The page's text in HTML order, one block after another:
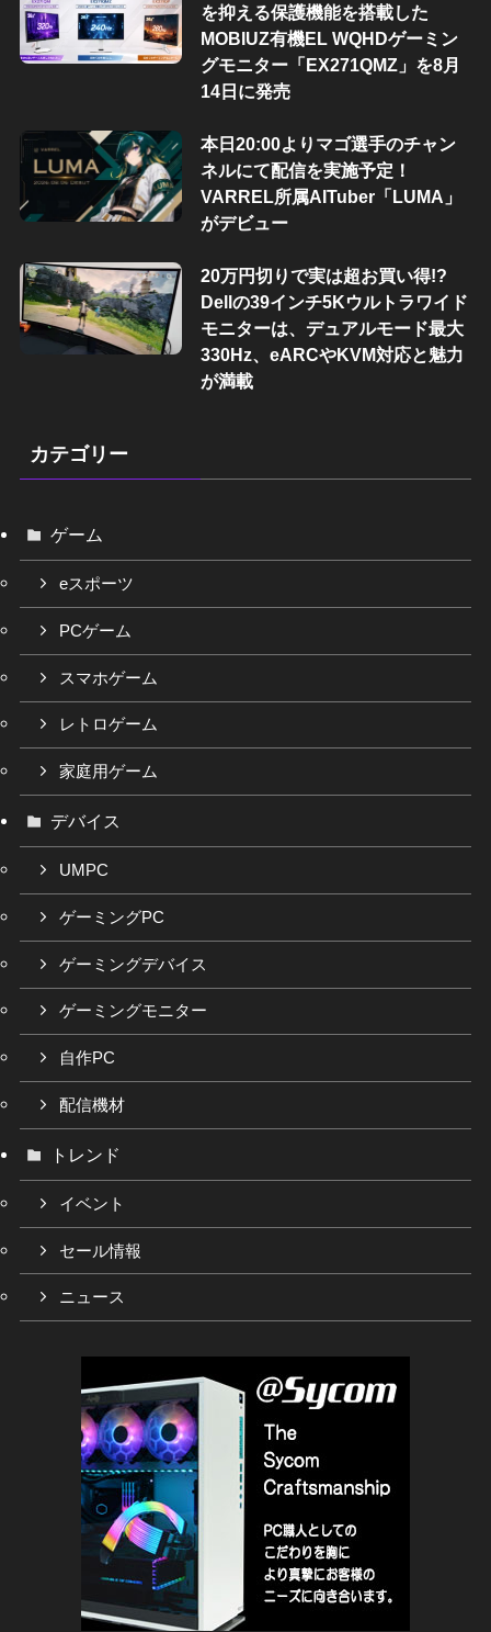
を抑える保護機能を搭載した
MOBIUZ有機EL WQHDゲーミン
グモニター「EX271QMZ」を8月
14日に発売
本日20:00よりマゴ選手のチャン
ネルにて配信を実施予定！
VARREL所属AITuber「LUMA」
がデビュー
20万円切りで実は超お買い得!?
Dellの39インチ5Kウルトラワイド
モニターは、デュアルモード最大
330Hz、eARCやKVM対応と魅力
が満載
カテゴリー
ゲーム
eスポーツ
PCゲーム
スマホゲーム
レトロゲーム
家庭用ゲーム
デバイス
UMPC
ゲーミングPC
ゲーミングデバイス
ゲーミングモニター
自作PC
配信機材
トレンド
イベント
セール情報
ニュース